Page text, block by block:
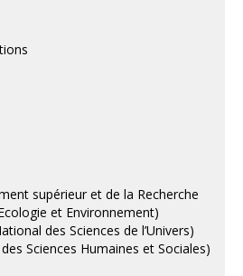
supérieur et de la Recherche
et Environnement)
des Sciences de l’Univers)
Sciences Humaines et Sociales)